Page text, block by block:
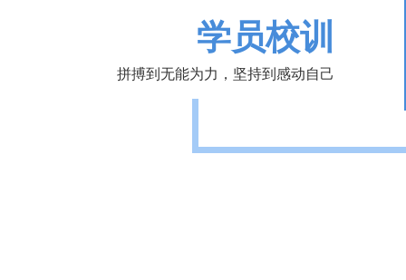
学员校训
拼搏到无能为力，坚持到感动自己